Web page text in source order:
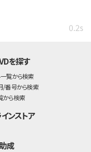
0.2s
を探す
一覧から検索
/番号から検索
から検索
ンストア
成